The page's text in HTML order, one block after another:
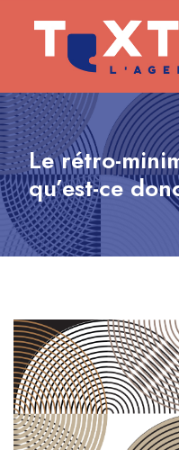
Le rétro-
qu’est-ce